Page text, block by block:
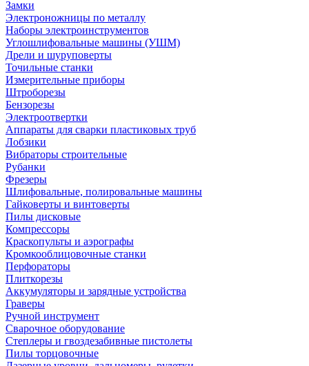
Замки
Электроножницы по металлу
Наборы электроинструментов
Углошлифовальные машины (УШМ)
Дрели и шуруповерты
Точильные станки
Измерительные приборы
Штроборезы
Бензорезы
Электроотвертки
Аппараты для сварки пластиковых труб
Лобзики
Вибраторы строительные
Рубанки
Фрезеры
Шлифовальные, полировальные машины
Гайковерты и винтоверты
Пилы дисковые
Компрессоры
Краскопульты и аэрографы
Кромкооблицовочные станки
Перфораторы
Плиткорезы
Аккумуляторы и зарядные устройства
Граверы
Ручной инструмент
Сварочное оборудование
Степлеры и гвоздезабивные пистолеты
Пилы торцовочные